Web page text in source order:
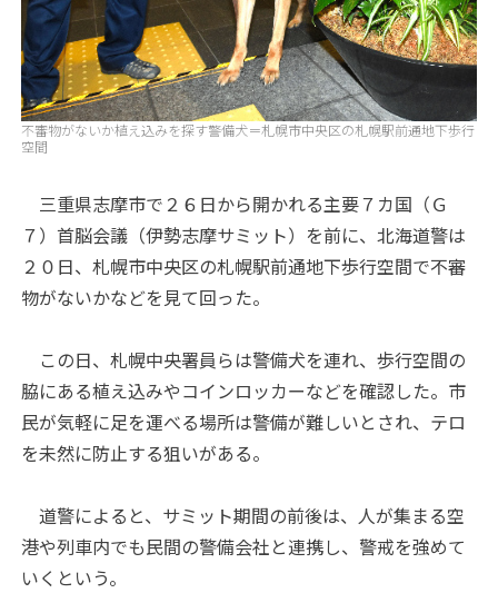
不審物がないか植え込みを探す警備犬＝札幌市中央区の札幌駅前通地下歩行
空間
三重県志摩市で２６日から開かれる主要７カ国（Ｇ
７）首脳会議（伊勢志摩サミット）を前に、北海道警は
２０日、札幌市中央区の札幌駅前通地下歩行空間で不審
物がないかなどを見て回った。
この日、札幌中央署員らは警備犬を連れ、歩行空間の
脇にある植え込みやコインロッカーなどを確認した。市
民が気軽に足を運べる場所は警備が難しいとされ、テロ
を未然に防止する狙いがある。
道警によると、サミット期間の前後は、人が集まる空
港や列車内でも民間の警備会社と連携し、警戒を強めて
いくという。